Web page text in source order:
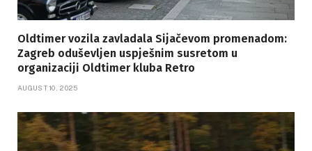
Oldtimer vozila zavladala Sijačevom promenadom:
Zagreb oduševljen uspješnim susretom u
organizaciji Oldtimer kluba Retro
AUGUST 10, 2025